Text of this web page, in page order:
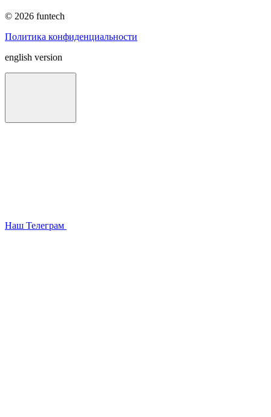
© 2026 funtech
Политика конфиденциальности
english version
Наш Телеграм